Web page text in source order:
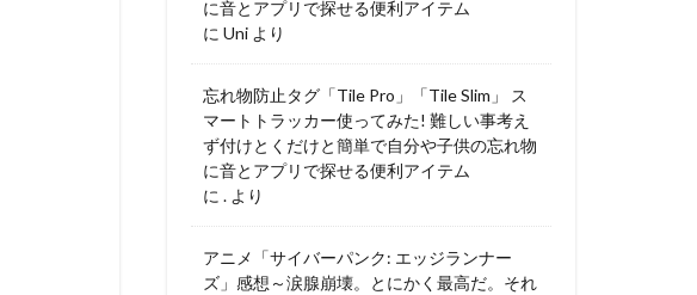
に音とアプリで探せる便利アイテム
に Uni より
忘れ物防止タグ「Tile Pro」「Tile Slim」 ス
マートトラッカー使ってみた! 難しい事考え
ず付けとくだけと簡単で自分や子供の忘れ物
に音とアプリで探せる便利アイテム
に . より
アニメ「サイバーパンク: エッジランナー
ズ」感想～涙腺崩壊。とにかく最高だ。それ